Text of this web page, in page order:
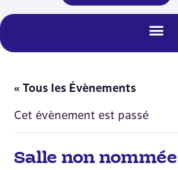
« Tous les Évènements
Cet évènement est passé
Salle non nommée